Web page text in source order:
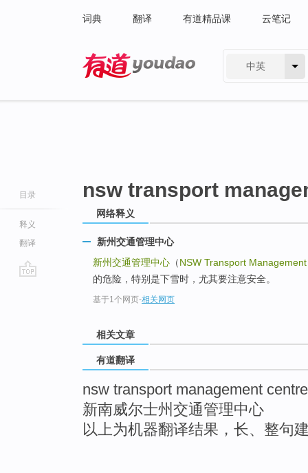
词典 翻译 有道精品课 云笔记
中英
目录
释义
翻译
nsw transport
网络释义
新州交通管理中心
新州交通管理中心 （NSW Transport
的危险，特别是下雪时，尤其要注意安全。
基于1个网页-相关网页
相关文章
有道翻译
nsw transport management centre
新南威尔士州交通管理中心
以上为机器翻译结果，长、整句